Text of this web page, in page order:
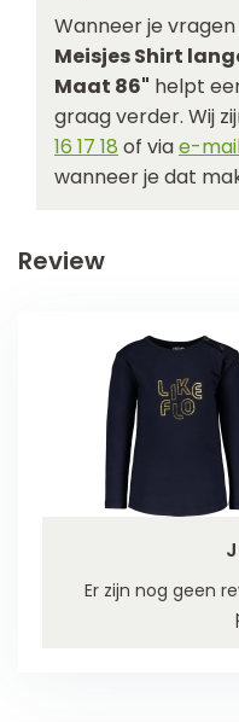
Wanneer je
Meisjes Shirt
Maat 86" helpt
graag verder. Wij
16 17 18 of viae-
wanneer je dat
Review
Er zijn nog geen